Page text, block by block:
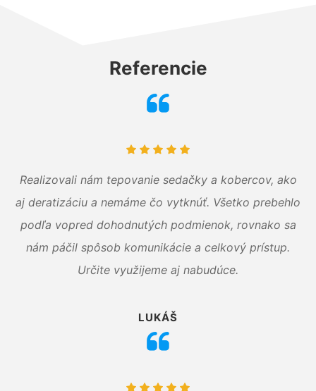
Referencie
Realizovali nám tepovanie sedačky a kobercov, ako
aj deratizáciu a nemáme čo vytknúť. Všetko prebehlo
podľa vopred dohodnutých podmienok, rovnako sa
nám páčil spôsob komunikácie a celkový prístup.
Určite využijeme aj nabudúce.
LUKÁŠ